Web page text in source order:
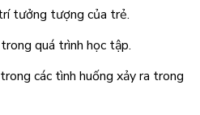
tưởng tượng của trẻ.
quá trình học tập.
các tình huống xảy ra trong